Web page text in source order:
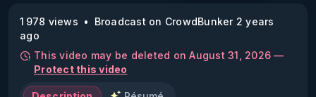
1 978 views
Broadcast on CrowdBunker 2 years
ago
This video may be deleted on August 31, 2026 —
Protect this video